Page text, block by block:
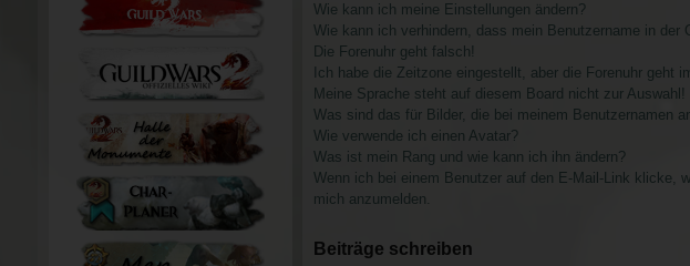
Wie kann ich meine Einstellungen ändern?
Wie kann ich verhindern, dass mein Benutzername in der
Die Forenuhr geht falsch!
Ich habe die Zeitzone eingestellt, aber die Forenuhr geht
Meine Sprache steht auf diesem Board nicht zur Auswahl!
Was sind das für Bilder, die bei meinem Benutzernamen
Wie verwende ich einen Avatar?
Was ist mein Rang und wie kann ich ihn ändern?
Wenn ich bei einem Benutzer auf den E-Mail-Link klicke,
mich anzumelden.
Beiträge schreiben